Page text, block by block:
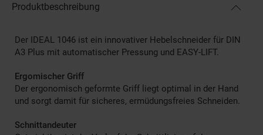
Produktbeschreibung
Der IDEAL 1046 ist ein innovativer Hebelschneider für DIN
A3 Plus mit automatischer Pressung und EASY-LIFT.
Ergomischer Griff
Der ergonomisch geformte Griff liegt optimal in der Hand
und sorgt damit für sicheres, ermüdungsfreies Schneiden.
Schnittandeuter